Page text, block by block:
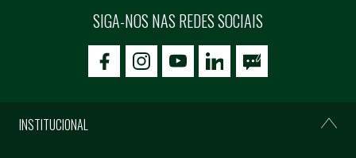
SIGA-NOS NAS REDES SOCIAIS
icon-facebookicon-social02icon-social03
INSTITUCIONAL